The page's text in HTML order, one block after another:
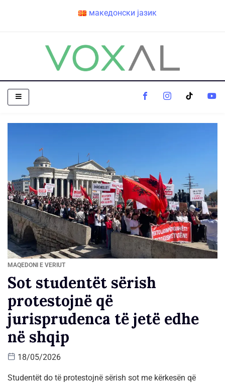
македонски јазик
MAQEDONI E VERIUT
Sot studentët sërish
protestojnë që
jurisprudenca të jetë edhe
në shqip
18/05/2026
Studentët do të protestojnë sërish sot me kërkesën që